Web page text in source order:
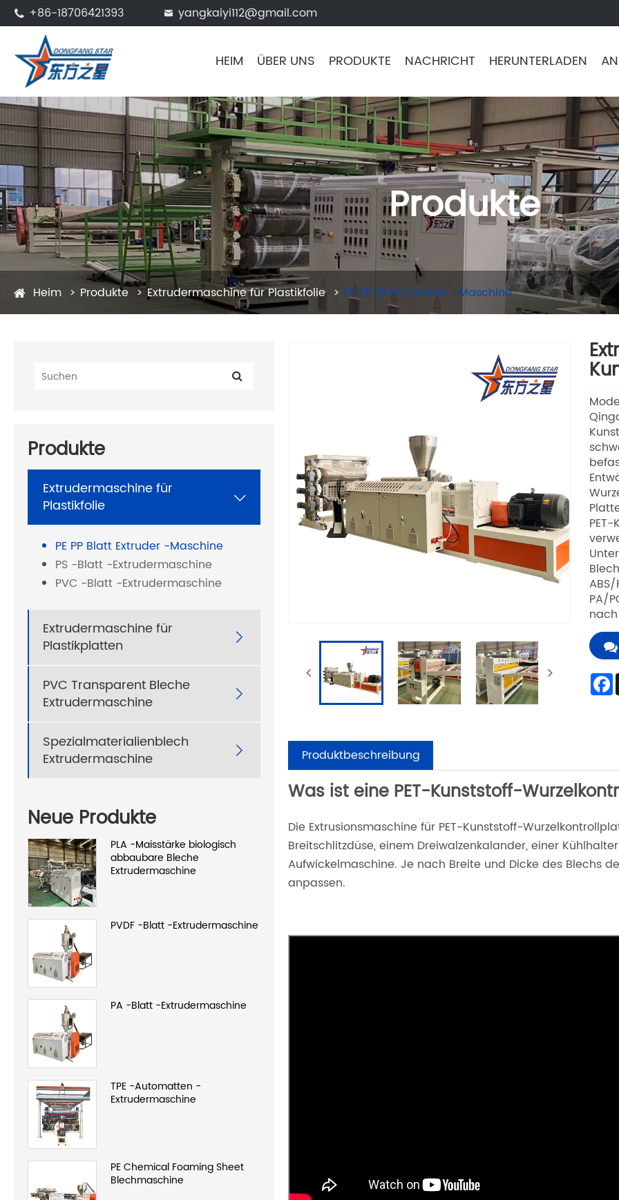
 +86-18706421393  yangkaiyi112@gmail.com
HEIM ÜBER UNS PRODUKTE NACHRICHT HERUNTERLADEN
Produkte
Heim Produkte Extrudermaschine für Plastikfolie PE PP Blatt Extruder -Maschine
Produkte
Extrudermaschine für
Plastikfolie

PE PP Blatt Extruder -Maschine
PS -Blatt -Extrudermaschine
PVC -Blatt -Extrudermaschine
Extrudermaschine für
Plastikplatten

PVC Transparent Bleche
Extrudermaschine

Spezialmaterialienblech
Extrudermaschine

Neue Produkte
PLA -Maisstärke biologisch
abbaubare Bleche
Extrudermaschine
PVDF -Blatt -Extrudermaschine
PA -Blatt -Extrudermaschine
TPE -Automatten -
Extrudermaschine
PE Chemical Foaming Sheet
Blechmaschine
PA/
Produktbeschreibung
Was ist eine PET-Kunststoff-
Die Extrusionsmaschine für PET-Kunststoff-
Breitschlitzdüse, einem Dreiwalzenkalander, einer
Aufwickelmaschine. Je nach Breite und Dicke des Blechs
anpassen.